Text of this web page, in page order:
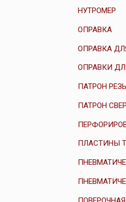
НУТРОМЕР
ОПРАВКА
ОПРАВКА
ОПРАВКИ
ПАТРОН
ПАТРОН
ПЛАСТИНЫ